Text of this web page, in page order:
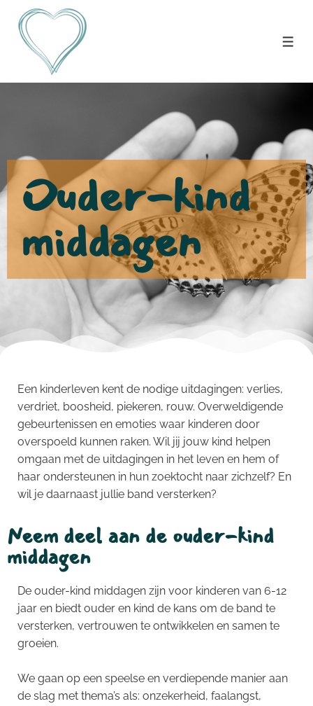
Ouder-kind
middagen
Een kinderleven kent de nodige uitdagingen: verlies,
verdriet, boosheid, piekeren, rouw. Overweldigende
gebeurtenissen en emoties waar kinderen door
overspoeld kunnen raken. Wil jij jouw kind helpen
omgaan met de uitdagingen in het leven en hem of
haar ondersteunen in hun zoektocht naar zichzelf? En
wil je daarnaast jullie band versterken?
Neem deel aan de ouder-kind
middagen
De ouder-kind middagen zijn voor kinderen van 6-12
jaar en biedt ouder en kind de kans om de band te
versterken, vertrouwen te ontwikkelen en samen te
groeien.
We gaan op een speelse en verdiepende manier aan
de slag met thema’s als: onzekerheid, faalangst,